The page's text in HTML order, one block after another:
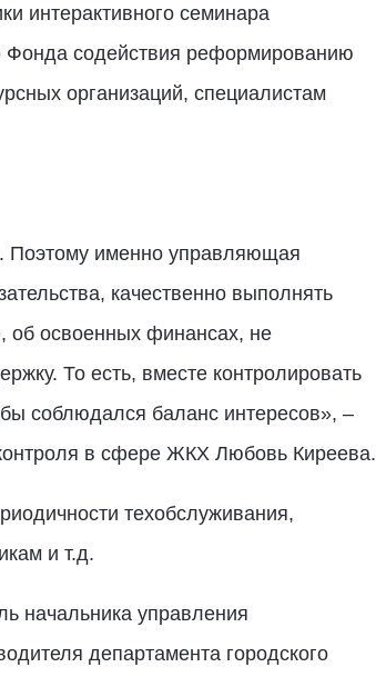
интерактивного семинара
Фонда содействия реформированию
организаций, специалистам
Поэтому именно управляющая
качественно выполнять
об освоенных финансах, не
То есть, вместе контролировать
соблюдался баланс интересов», –
в сфере ЖКХ Любовь Киреева.
техобслуживания,
и т.д.
начальника управления
департамента городского